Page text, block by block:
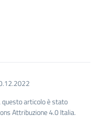
articolo è stato
Attribuzione 4.0 Italia.